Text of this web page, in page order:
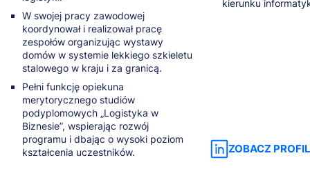
W swojej pracy zawodowej
koordynował i realizował pracę
zespołów organizując wystawy
domów w systemie lekkiego szkieletu
stalowego w kraju i za granicą.
Pełni funkcję opiekuna
merytorycznego studiów
podyplomowych „Logistyka w
Biznesie”, wspierając rozwój
programu i dbając o wysoki poziom
kształcenia uczestników.
kierunku
ZOBACZ